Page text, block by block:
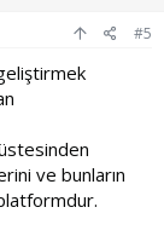
#5
ve bunların